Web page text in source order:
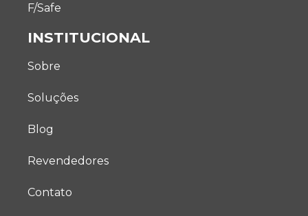
F/Safe
INSTITUCIONAL
Sobre
Soluções
Blog
Revendedores
Contato